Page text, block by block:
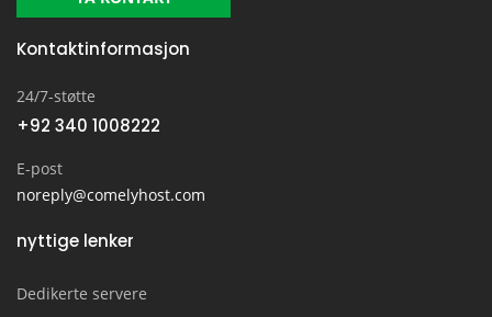
Kontaktinformasjon
24/7-støtte
+92 340 1008222
E-post
noreply@comelyhost.com
nyttige lenker
Dedikerte servere